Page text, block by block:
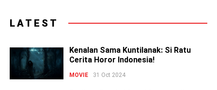
LATEST
Kenalan Sama Kuntilanak: Si Ratu
Cerita Horor Indonesia!
MOVIE 31 Oct 2024